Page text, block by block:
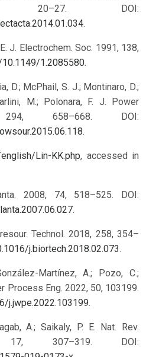
20–27. DOI:
.
J. Electrochem. Soc. 1991, 138,
1.2085580.
D.; McPhail, S. J.; Montinaro, D.;
M.; Polonara, F. J. Power
658–668. DOI:
.
Lin-KK.php, accessed in
2008, 74, 518–525. DOI:
.
Technol. 2018, 258, 354–
j.biortech.2018.02.073.
Martínez, A.; Pozo, C.;
Process Eng. 2022, 50, 103199.
j.jwpe.2022.103199.
A.; Saikaly, P. E. Nat. Rev.
17, 307–319. DOI: